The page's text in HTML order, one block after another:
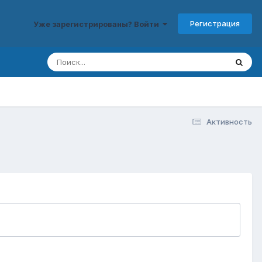
Уже зарегистрированы? Войти Регистрация
Активность